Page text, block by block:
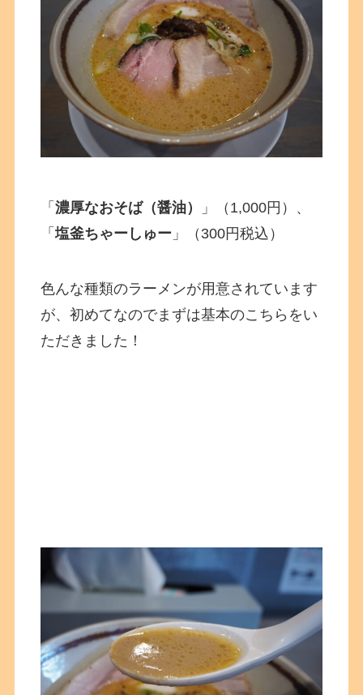
「濃厚なおそば（醤油）
」（1,000円）、
「塩釜ちゃーしゅー 」（300円税込）
色んな種類のラーメンが用意されています
が、初めてなのでまずは基本のこちらをい
ただきました！